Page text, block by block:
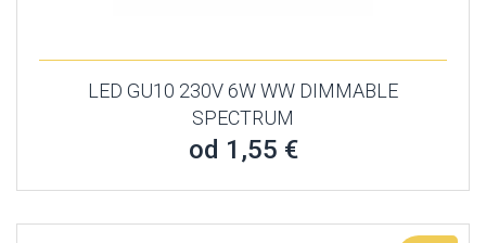
LED GU10 230V 6W WW DIMMABLE
SPECTRUM
od 1,55 €